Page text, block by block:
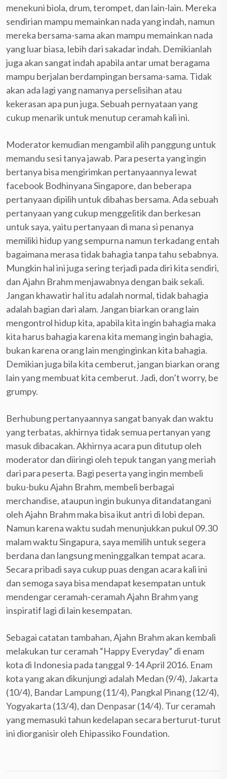
menekuni biola, drum, terompet, dan lain-lain. Mereka
sendirian mampu memainkan nada yang indah, namun
mereka bersama-sama akan mampu memainkan nada
yang luar biasa, lebih dari sakadar indah. Demikianlah
juga akan sangat indah apabila antar umat beragama
mampu berjalan berdampingan bersama-sama. Tidak
akan ada lagi yang namanya perselisihan atau
kekerasan apa pun juga. Sebuah pernyataan yang
cukup menarik untuk menutup ceramah kali ini.
Moderator kemudian mengambil alih panggung untuk
memandu sesi tanya jawab. Para peserta yang ingin
bertanya bisa mengirimkan pertanyaannya lewat
facebook Bodhinyana Singapore, dan beberapa
pertanyaan dipilih untuk dibahas bersama. Ada sebuah
pertanyaan yang cukup menggelitik dan berkesan
untuk saya, yaitu pertanyaan di mana si penanya
memiliki hidup yang sempurna namun terkadang entah
bagaimana merasa tidak bahagia tanpa tahu sebabnya.
Mungkin hal ini juga sering terjadi pada diri kita sendiri,
dan Ajahn Brahm menjawabnya dengan baik sekali.
Jangan khawatir hal itu adalah normal, tidak bahagia
adalah bagian dari alam. Jangan biarkan orang lain
mengontrol hidup kita, apabila kita ingin bahagia maka
kita harus bahagia karena kita memang ingin bahagia,
bukan karena orang lain menginginkan kita bahagia.
Demikian juga bila kita cemberut, jangan biarkan orang
lain yang membuat kita cemberut. Jadi, don’t worry, be
grumpy.
Berhubung pertanyaannya sangat banyak dan waktu
yang terbatas, akhirnya tidak semua pertanyan yang
masuk dibacakan. Akhirnya acara pun ditutup oleh
moderator dan diiringi oleh tepuk tangan yang meriah
dari para peserta. Bagi peserta yang ingin membeli
buku-buku Ajahn Brahm, membeli berbagai
merchandise, ataupun ingin bukunya ditandatangani
oleh Ajahn Brahm maka bisa ikut antri di lobi depan.
Namun karena waktu sudah menunjukkan pukul 09.30
malam waktu Singapura, saya memilih untuk segera
berdana dan langsung meninggalkan tempat acara.
Secara pribadi saya cukup puas dengan acara kali ini
dan semoga saya bisa mendapat kesempatan untuk
mendengar ceramah-ceramah Ajahn Brahm yang
inspiratif lagi di lain kesempatan.
Sebagai catatan tambahan, Ajahn Brahm akan kembali
melakukan tur ceramah “Happy Everyday” di enam
kota di Indonesia pada tanggal 9-14 April 2016. Enam
kota yang akan dikunjungi adalah Medan (9/4), Jakarta
(10/4), Bandar Lampung (11/4), Pangkal Pinang (12/4),
Yogyakarta (13/4), dan Denpasar (14/4). Tur ceramah
yang memasuki tahun kedelapan secara berturut-turut
ini diorganisir oleh Ehipassiko Foundation.